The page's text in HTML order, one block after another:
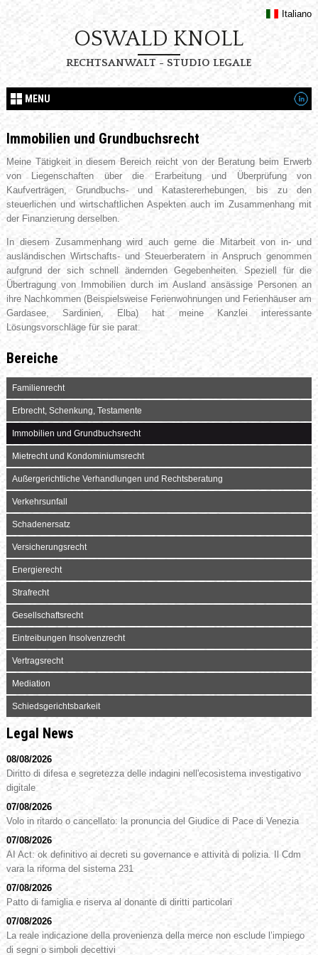
Italiano
OSWALD KNOLL
RECHTSANWALT - STUDIO LEGALE
MENU
Immobilien und Grundbuchsrecht
Meine Tätigkeit in diesem Bereich reicht von der Beratung beim Erwerb
von Liegenschaften über die Erarbeitung und Überprüfung von
Kaufverträgen, Grundbuchs- und Katastererhebungen, bis zu den
steuerlichen und wirtschaftlichen Aspekten auch im Zusammenhang mit
der Finanzierung derselben.
In diesem Zusammenhang wird auch gerne die Mitarbeit von in- und
ausländischen Wirtschafts- und Steuerberatern in Anspruch genommen
aufgrund der sich schnell ändernden Gegebenheiten. Speziell für die
Übertragung von Immobilien durch im Ausland ansässige Personen an
ihre Nachkommen (Beispielsweise Ferienwohnungen und Ferienhäuser am
Gardasee, Sardinien, Elba) hat meine Kanzlei interessante
Lösungsvorschläge für sie parat.
Bereiche
Familienrecht
Erbrecht, Schenkung, Testamente
Immobilien und Grundbuchsrecht
Mietrecht und Kondominiumsrecht
Außergerichtliche Verhandlungen und Rechtsberatung
Verkehrsunfall
Schadenersatz
Versicherungsrecht
Energierecht
Strafrecht
Gesellschaftsrecht
Eintreibungen Insolvenzrecht
Vertragsrecht
Mediation
Schiedsgerichtsbarkeit
Legal News
08/08/2026
Diritto di difesa e segretezza delle indagini nell'ecosistema investigativo
digitale
07/08/2026
Volo in ritardo o cancellato: la pronuncia del Giudice di Pace di Venezia
07/08/2026
AI Act: ok definitivo ai decreti su governance e attività di polizia. Il Cdm
vara la riforma del sistema 231
07/08/2026
Patto di famiglia e riserva al donante di diritti particolari
07/08/2026
La reale indicazione della provenienza della merce non esclude l’impiego
di segni o simboli decettivi